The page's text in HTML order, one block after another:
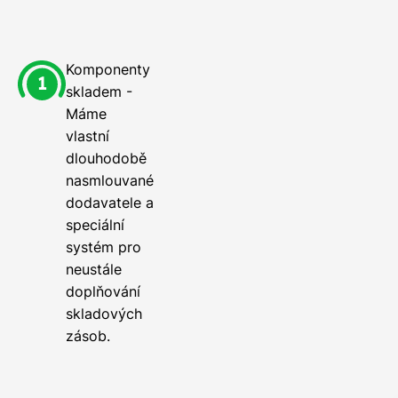
Komponenty
skladem -
Máme
vlastní
dlouhodobě
nasmlouvané
dodavatele a
speciální
systém pro
neustále
doplňování
skladových
zásob.